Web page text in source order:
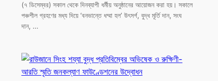
(৭ ডিসেম্বর) সকাল থেকে দিনব্যাপী ধর্মীয় অনুষ্ঠানের আয়োজন করা হয়। সকালে
পঞ্চশীল গ্রহণের মধ্য দিয়ে ‘বনভান্তে ধম্মা হল’ উৎসর্গ, বুদ্ধ মূর্তি দান, সংঘ
দান, …